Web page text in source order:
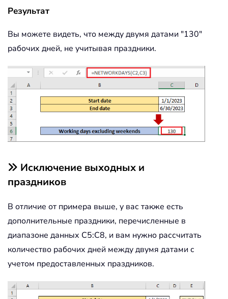
Результат
Вы можете видеть, что между двумя датами "130"
рабочих дней, не учитывая праздники.
Исключение выходных и
праздников
В отличие от примера выше, у вас также есть
дополнительные праздники, перечисленные в
диапазоне данных C5:C8, и вам нужно рассчитать
количество рабочих дней между двумя датами с
учетом предоставленных праздников.